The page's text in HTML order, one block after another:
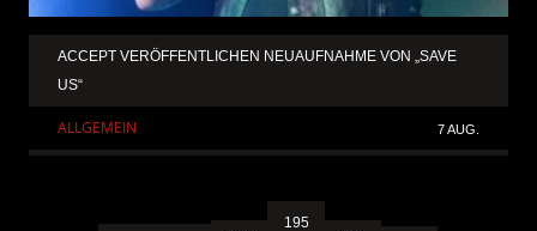
ACCEPT VERÖFFENTLICHEN NEUAUFNAHME VON „SAVE
US“
ALLGEMEIN 7 AUG.
195